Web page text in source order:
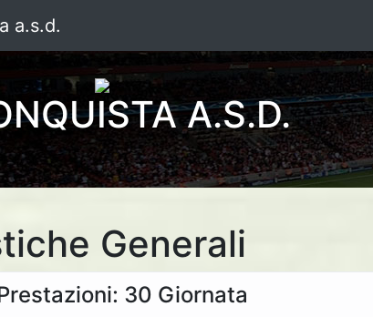
a.s.d.
A.S.D.
Generali
30 Giornata